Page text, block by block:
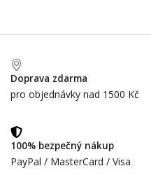
Doprava zdarma
pro objednávky nad 1500 Kč
100% bezpečný nákup
PayPal / MasterCard / Visa